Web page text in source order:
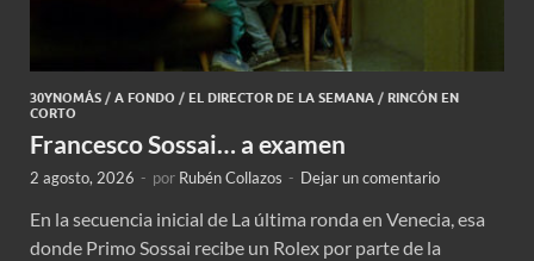
30YNOMÁS / A FONDO / EL DIRECTOR DE LA SEMANA / RINCÓN EN
CORTO
Francesco Sossai… a examen
2 agosto, 2026 - por Rubén Collazos - Dejar un comentario
En la secuencia inicial de La última ronda en Venecia, esa
donde Primo Sossai recibe un Rolex por parte de la